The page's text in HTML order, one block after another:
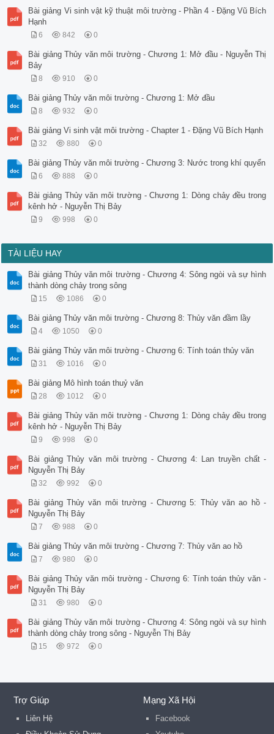
Bài giảng Vi sinh vật kỹ thuật môi trường - Phần 4 - Đặng Vũ Bích
Hạnh
6 842 0
Bài giảng Thủy văn môi trường - Chương 1: Mở đầu - Nguyễn Thị
Bảy
8 910 0
Bài giảng Thủy văn môi trường - Chương 1: Mở đầu
8 932 0
Bài giảng Vi sinh vật môi trường - Chapter 1 - Đặng Vũ Bích Hạnh
32 880 0
Bài giảng Thủy văn môi trường - Chương 3: Nước trong khí quyển
6 888 0
Bài giảng Thủy văn môi trường - Chương 1: Dòng chảy đều trong
kênh hở - Nguyễn Thị Bảy
9 998 0
TÀI LIỆU HAY
Bài giảng Thủy văn môi trường - Chương 4: Sông ngòi và sự hình
thành dòng chảy trong sông
15 1086 0
Bài giảng Thủy văn môi trường - Chương 8: Thủy văn đầm lầy
4 1050 0
Bài giảng Thủy văn môi trường - Chương 6: Tính toán thủy văn
31 1016 0
Bài giảng Mô hình toán thuỷ văn
28 1012 0
Bài giảng Thủy văn môi trường - Chương 1: Dòng chảy đều trong
kênh hở - Nguyễn Thị Bảy
9 998 0
Bài giảng Thủy văn môi trường - Chương 4: Lan truyền chất -
Nguyễn Thị Bảy
32 992 0
Bài giảng Thủy văn môi trường - Chương 5: Thủy văn ao hồ -
Nguyễn Thị Bảy
7 988 0
Bài giảng Thủy văn môi trường - Chương 7: Thủy văn ao hồ
7 980 0
Bài giảng Thủy văn môi trường - Chương 6: Tính toán thủy văn -
Nguyễn Thị Bảy
31 980 0
Bài giảng Thủy văn môi trường - Chương 4: Sông ngòi và sự hình
thành dòng chảy trong sông - Nguyễn Thị Bảy
15 972 0
Trợ Giúp
Liên Hệ
Mạng Xã Hội
Facebook